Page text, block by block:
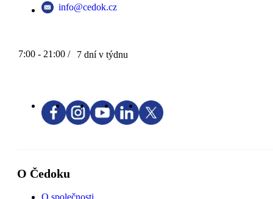
info@cedok.cz
7:00 - 21:00 / 7 dní v týdnu
O Čedoku
O společnosti